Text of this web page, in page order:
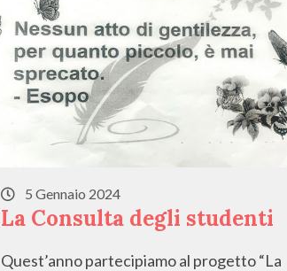
5 Gennaio 2024
La Consulta degli studenti
Quest’anno partecipiamo al progetto “La